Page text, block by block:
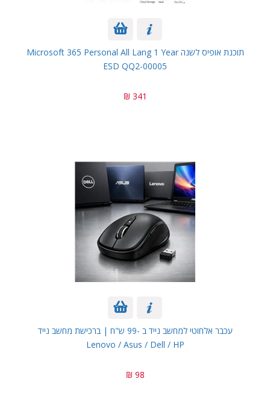
תוכנת אופיס לשנה Microsoft 365 Personal All Lang 1 Year
ESD QQ2-00005
341 ₪
עכבר אלחוטי למחשב נייד ב -99 ש"ח | ברכישת מחשב נייד
Lenovo / Asus / Dell / HP
98 ₪